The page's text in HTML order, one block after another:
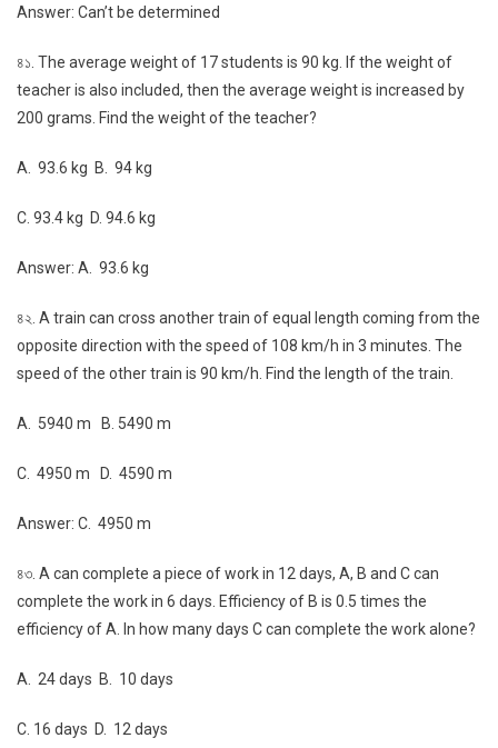
Answer: Can’t be determined
৪১. The average weight of 17 students is 90 kg. If the weight of
teacher is also included, then the average weight is increased by
200 grams. Find the weight of the teacher?
A. 93.6 kg B. 94 kg
C. 93.4 kg D. 94.6 kg
Answer: A. 93.6 kg
৪২. A train can cross another train of equal length coming from the
opposite direction with the speed of 108 km/h in 3 minutes. The
speed of the other train is 90 km/h. Find the length of the train.
A. 5940 m B. 5490 m
C. 4950 m D. 4590 m
Answer: C. 4950 m
৪৩. A can complete a piece of work in 12 days, A, B and C can
complete the work in 6 days. Efficiency of B is 0.5 times the
efficiency of A. In how many days C can complete the work alone?
A. 24 days B. 10 days
C. 16 days D. 12 days